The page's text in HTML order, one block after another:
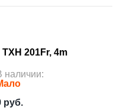
TXH 201Fr, 4m
наличии:
руб.